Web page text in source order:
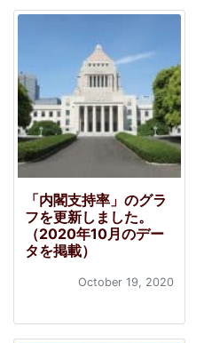
「内閣支持率」のグラ
フを更新しました。
（2020年10月のデー
タを掲載）
October 19, 2020